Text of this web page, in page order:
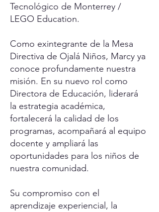
Tecnológico de Monterrey /
LEGO Education.
Como exintegrante de la Mesa
Directiva de Ojalá Niños, Marcy ya
conoce profundamente nuestra
misión. En su nuevo rol como
Directora de Educación, liderará
la estrategia académica,
fortalecerá la calidad de los
programas, acompañará al equipo
docente y ampliará las
oportunidades para los niños de
nuestra comunidad.
Su compromiso con el
aprendizaje experiencial, la